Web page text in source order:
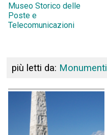
Museo Storico delle
Poste e
Telecomunicazioni
più letti da: Monumenti